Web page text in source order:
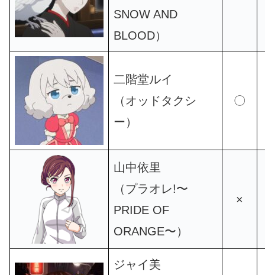
SNOW AND
BLOOD）
二階堂ルイ
（オッドタクシ
ー）
〇
山中依里
（プラオレ!〜
PRIDE OF
ORANGE〜）
×
ジャイ美